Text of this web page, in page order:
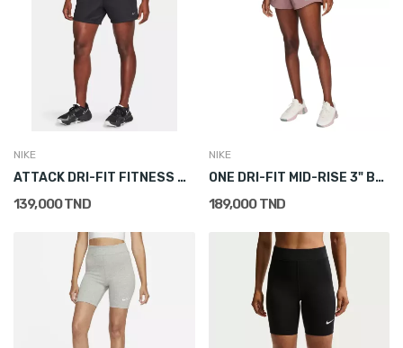
NIKE
ATTACK DRI-FIT FITNESS MID-RISE 5" UNLINED SHORTS
139,000 TND
NIKE
ONE DRI-FIT MID-RISE 3" BRIEF-LINED SHORTS
189,000 TND